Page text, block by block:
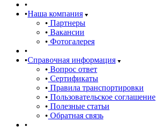
Наша компания
Партнеры
Вакансии
Фотогалерея
Справочная информация
Вопрос ответ
Сертификаты
Правила транспортировки
Пользовательское соглашение
Полезные статьи
Обратная связь